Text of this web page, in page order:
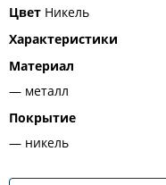
Цвет Никель
Характеристики
Материал
металл
Покрытие
никель